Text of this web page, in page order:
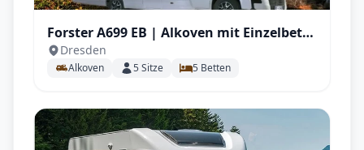
Forster A699 EB | Alkoven mit Einzelbett
für bis zu 5 P.
Dresden
Alkoven 5Sitze 5 Betten